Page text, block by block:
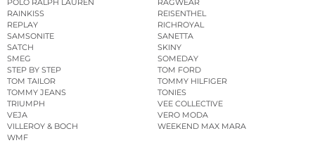
RAINKISS
REISENTHEL
REPLAY
RICHROYAL
SAMSONITE
SANETTA
SATCH
SKINY
SMEG
SOMEDAY
STEP BY STEP
TOM FORD
TOM TAILOR
TOMMY HILFIGER
TOMMY JEANS
TONIES
TRIUMPH
VEE COLLECTIVE
VEJA
VERO MODA
VILLEROY & BOCH
WEEKEND MAX MARA
WMF